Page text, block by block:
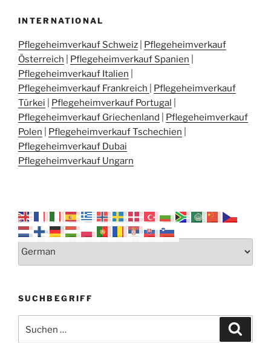
INTERNATIONAL
Pflegeheimverkauf Schweiz
Pflegeheimverkauf
Österreich
Pflegeheimverkauf Spanien
Pflegeheimverkauf Italien
Pflegeheimverkauf Frankreich
Pflegeheimverkauf
Türkei
Pflegeheimverkauf Portugal
Pflegeheimverkauf Griechenland
Pflegeheimverkauf
Polen
Pflegeheimverkauf Tschechien
Pflegeheimverkauf Dubai
Pflegeheimverkauf Ungarn
SUCHBEGRIFF
nach: